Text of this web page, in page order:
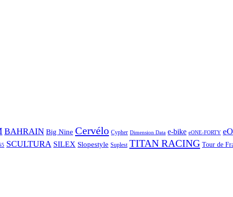
BAHRAIN Big Nine Cervélo Cypher Dimension Data e-bike eONE-FORTY
SCULTURA SILEX Slopestyle Suplest TITAN RACING Tour de